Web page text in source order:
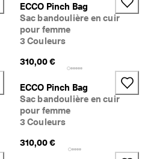
ECCO Pinch Bag
Sac bandoulière en cuir
pour femme
3 Couleurs
310,00 €
ECCO Pinch Bag
Sac bandoulière en cuir
pour femme
3 Couleurs
310,00 €